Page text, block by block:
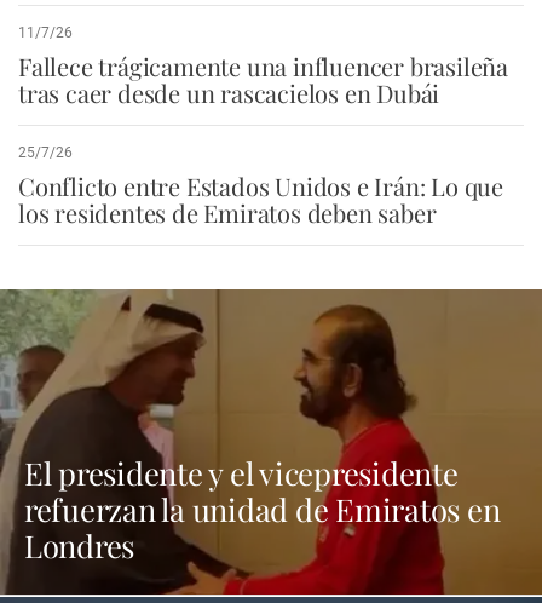
11/7/26
Fallece trágicamente una influencer brasileña
tras caer desde un rascacielos en Dubái
25/7/26
Conflicto entre Estados Unidos e Irán: Lo que
los residentes de Emiratos deben saber
El presidente y el vicepresidente
refuerzan la unidad de Emiratos en
Londres